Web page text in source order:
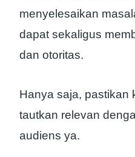
menyelesaikan
dapat sekaligus
dan otoritas.
Hanya saja, pastikan
tautkan relevan
audiens ya.